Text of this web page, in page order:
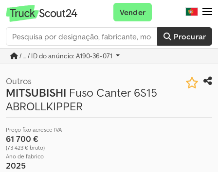
Procurar
Vender
/ ... / ID do anúncio: A190-36-071
Outros
MITSUBISHI Fuso Canter 6S15
ABROLLKIPPER
Preço fixo acresce IVA
61 700 €
(73 423 € bruto)
Ano de fabrico
2025